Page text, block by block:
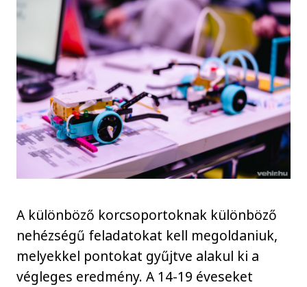
A különböző korcsoportoknak különböző
nehézségű feladatokat kell megoldaniuk,
melyekkel pontokat gyűjtve alakul ki a
végleges eredmény. A 14-19 éveseket